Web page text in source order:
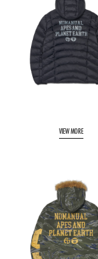
VIEW MORE